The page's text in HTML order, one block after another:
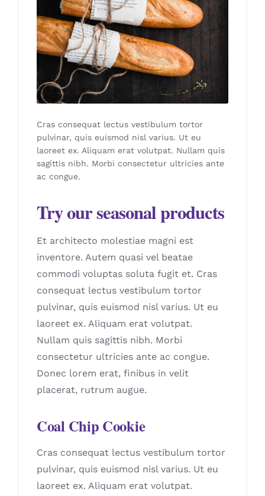
Cras consequat lectus vestibulum tortor
pulvinar, quis euismod nisl varius. Ut eu
laoreet ex. Aliquam erat volutpat. Nullam quis
sagittis nibh. Morbi consectetur ultricies ante
ac congue.
Try our seasonal products
Et architecto molestiae magni est
inventore. Autem quasi vel beatae
commodi voluptas soluta fugit et. Cras
consequat lectus vestibulum tortor
pulvinar, quis euismod nisl varius. Ut eu
laoreet ex. Aliquam erat volutpat.
Nullam quis sagittis nibh. Morbi
consectetur ultricies ante ac congue.
Donec lorem erat, finibus in velit
placerat, rutrum augue.
Coal Chip Cookie
Cras consequat lectus vestibulum tortor
pulvinar, quis euismod nisl varius. Ut eu
laoreet ex. Aliquam erat volutpat.